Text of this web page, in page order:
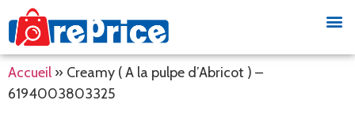
Accueil » Creamy ( A la pulpe d’Abricot ) –
6194003803325